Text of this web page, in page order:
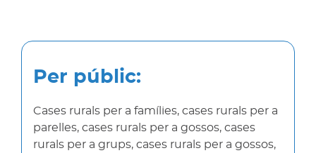
Per públic:
Cases rurals per a famílies, cases rurals per a
parelles, cases rurals per a gossos, cases
rurals per a grups, cases rurals per a gossos,